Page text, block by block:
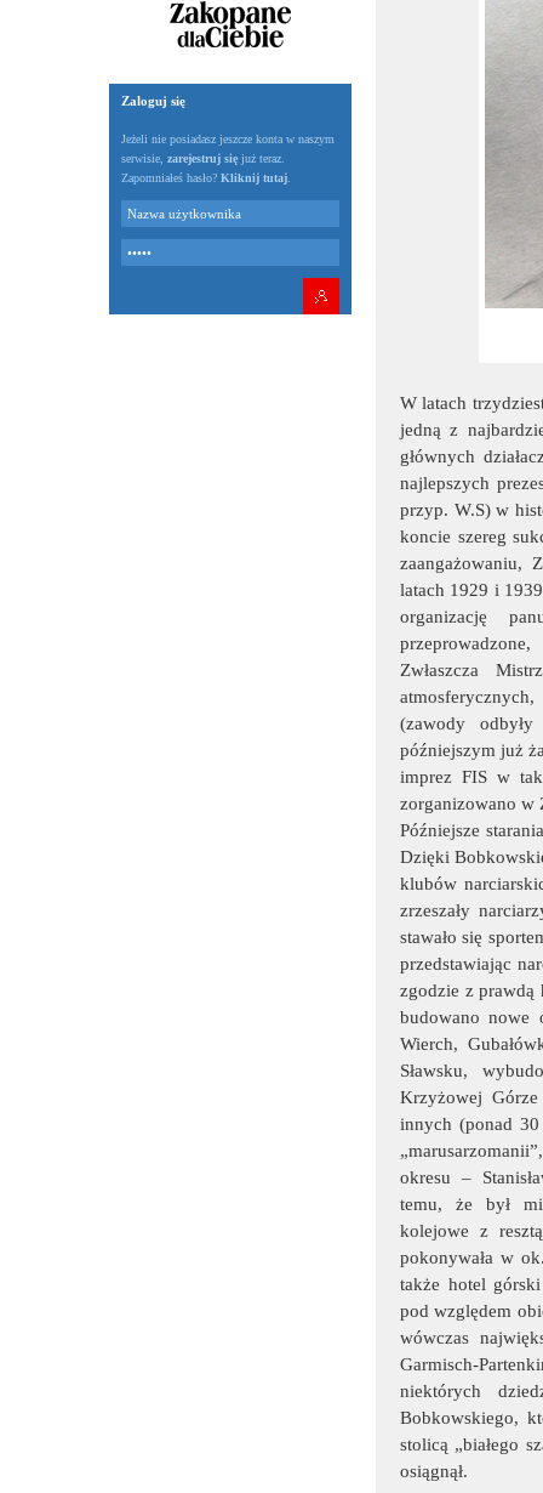
Zaloguj się
Jeżeli nie posiadasz jeszcze konta w naszym
serwisie, zarejestruj się już teraz.
Zapomniałeś hasło? Kliknij tutaj
W latach
jedną z
głównych
najlepszych
przyp. W.S) w
koncie szereg
zaangażowaniu,
latach 1929 i
organizację
Zwłaszcza
(zawody
późniejszym już
imprez FIS w
zorganizowano w
Późniejsze
Dzięki
klubów
zrzeszały
stawało się
przedstawiając
zgodzie z
budowano nowe
Wierch,
Sławsku,
Krzyżowej
innych (ponad 30
okresu –
temu, że był
kolejowe z
pokonywała w
także hotel
pod względem
wówczas
Garmisch-
niektórych
Bobkowskiego,
stolicą „białego
osiągnął.